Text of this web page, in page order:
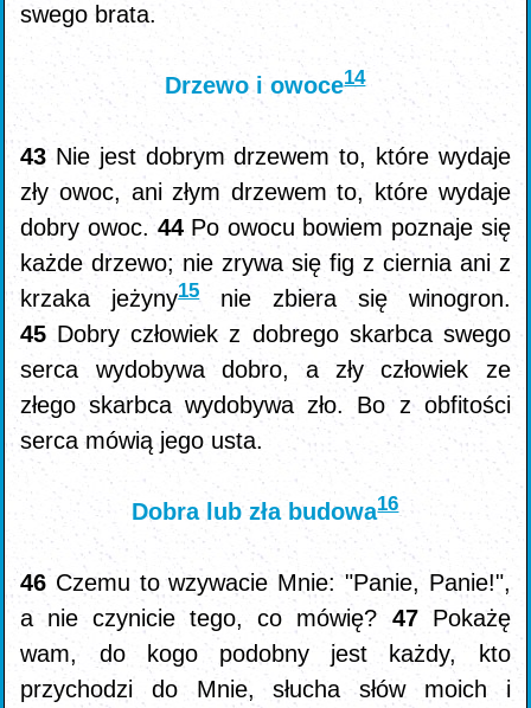
swego brata.
Drzewo i owoce14
43 Nie jest dobrym drzewem to, które wydaje
zły owoc, ani złym drzewem to, które wydaje
dobry owoc.44 Po owocu bowiem poznaje się
każde drzewo; nie zrywa się fig z ciernia ani z
krzaka jeżyny15nie zbiera się winogron.
45 Dobry człowiek z dobrego skarbca swego
serca wydobywa dobro, a zły człowiek ze
złego skarbca wydobywa zło. Bo z obfitości
serca mówią jego usta.
Dobra lub zła budowa16
46 Czemu to wzywacie Mnie: "Panie, Panie!",
a nie czynicie tego, co mówię? 47 Pokażę
wam, do kogo podobny jest każdy, kto
przychodzi do Mnie, słucha słów moich i